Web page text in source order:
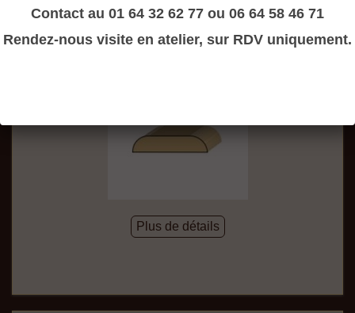
Champlats bords arrondis
Plus de détails
Contact au 01 64 32 62 77 ou 06 64 58 46 71
Rendez-nous visite en atelier, sur RDV uniquement.